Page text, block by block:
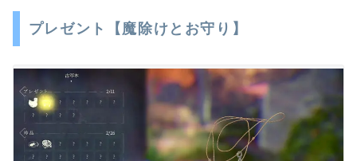
プレゼント【魔除けとお守り】